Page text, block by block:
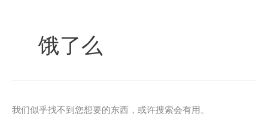
饿了么
我们似乎找不到您想要的东西，或许搜索会有用。